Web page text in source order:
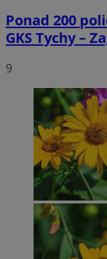
Ponad 200
GKS Tychy –
9